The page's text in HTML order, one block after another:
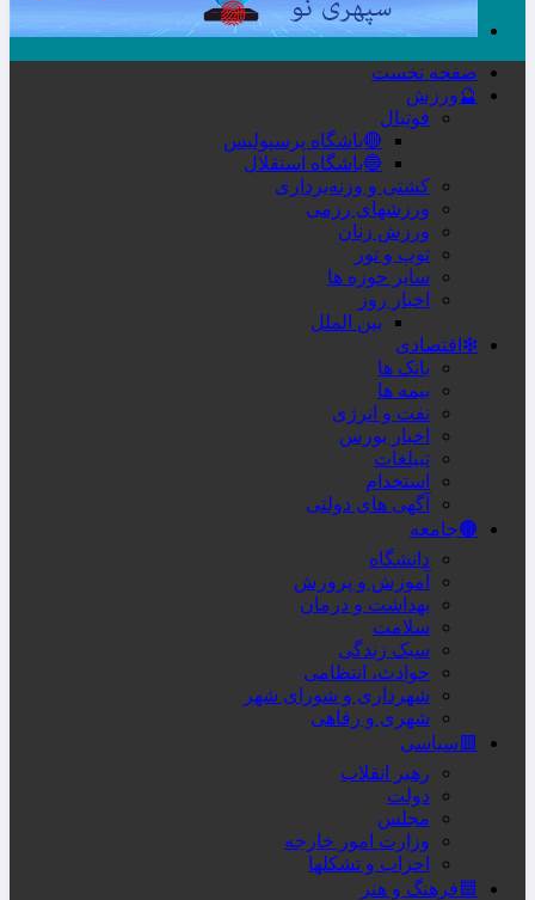
صفحه نخست
🔮ورزش
فوتبال
🔴باشگاه پرسپولیس
🔵باشگاه استقلال
کشتی و وزنه‌برداری
ورزشهای رزمی
ورزش زنان
توپ و تور
سایر حوزه ها
اخبار روز
بین الملل
❇اقتصادی
بانک ها
بیمه ها
نفت و انرژی
اخبار بورس
تبیلغات
استخدام
آگهی های دولتی
🟤جامعه
دانشگاه
آموزش و پرورش
بهداشت و درمان
سلامت
سبک زندگی
حوادث، انتظامی
شهرداری و شورای شهر
شهری و رفاهی
🟥سیاسی
رهبر انقلاب
دولت
مجلس
وزارت امور خارجه
احزاب و تشکلها
🟦فرهنگ و هنر